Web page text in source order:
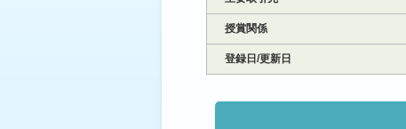
授賞関係
登録日/更新日